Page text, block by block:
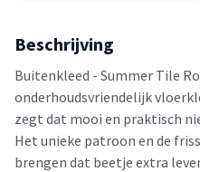
Beschrijving
Buitenkleed - Summer Tile
onderhoudsvriendelijk
zegt dat mooi en praktisch
Het unieke patroon en de
brengen dat beetje extra